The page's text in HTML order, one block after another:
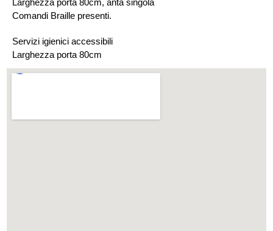
Larghezza porta 80cm, anta singola
Comandi Braille presenti.
Servizi igienici accessibili
Larghezza porta 80cm